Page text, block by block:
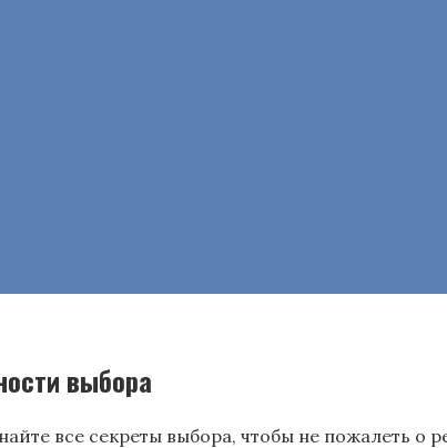
выбора
все секреты выбора, чтобы не пожалеть о